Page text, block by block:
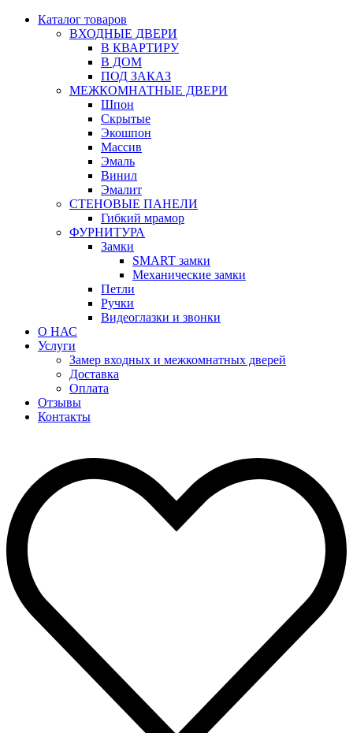
Каталог товаров
ВХОДНЫЕ ДВЕРИ
В КВАРТИРУ
В ДОМ
ПОД ЗАКАЗ
МЕЖКОМНАТНЫЕ ДВЕРИ
Шпон
Скрытые
Экошпон
Массив
Эмаль
Винил
Эмалит
СТЕНОВЫЕ ПАНЕЛИ
Гибкий мрамор
ФУРНИТУРА
Замки
SMART замки
Механические замки
Петли
Ручки
Видеоглазки и звонки
О НАС
Услуги
Замер входных и межкомнатных дверей
Доставка
Оплата
Отзывы
Контакты